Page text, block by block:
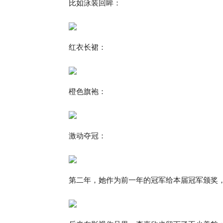
比如泳装回眸：
红衣长裙：
橙色旗袍：
激动夺冠：
第二年，她作为前一年的冠军给本届冠军颁奖